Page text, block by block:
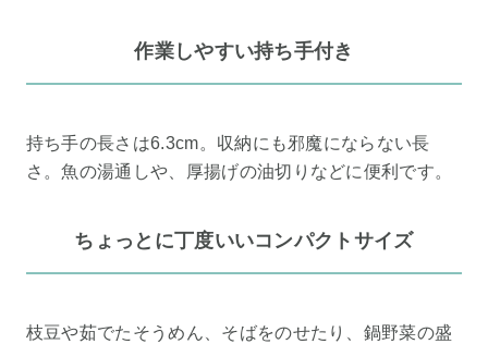
作業しやすい持ち手付き
持ち手の長さは6.3cm。収納にも邪魔にならない長
さ。魚の湯通しや、厚揚げの油切りなどに便利です。
ちょっとに丁度いいコンパクトサイズ
枝豆や茹でたそうめん、そばをのせたり、鍋野菜の盛